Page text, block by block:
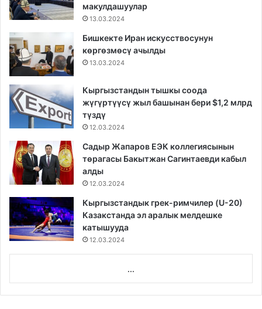
макулдашуулар
13.03.2024
Бишкекте Иран искусствосунун
көргөзмөсү ачылды
13.03.2024
Кыргызстандын тышкы соода
жүгүртүүсү жыл башынан бери $1,2 млрд
түздү
12.03.2024
Садыр Жапаров ЕЭК коллегиясынын
төрагасы Бакытжан Сагинтаевди кабыл
алды
12.03.2024
Кыргызстандык грек-римчилер (U-20)
Казакстанда эл аралык мелдешке
катышууда
12.03.2024
...